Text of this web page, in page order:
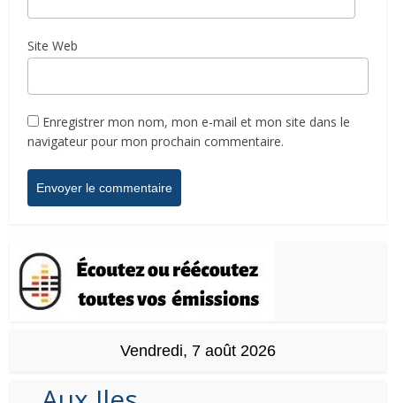
Site Web
Enregistrer mon nom, mon e-mail et mon site dans le
navigateur pour mon prochain commentaire.
Vendredi, 7 août 2026